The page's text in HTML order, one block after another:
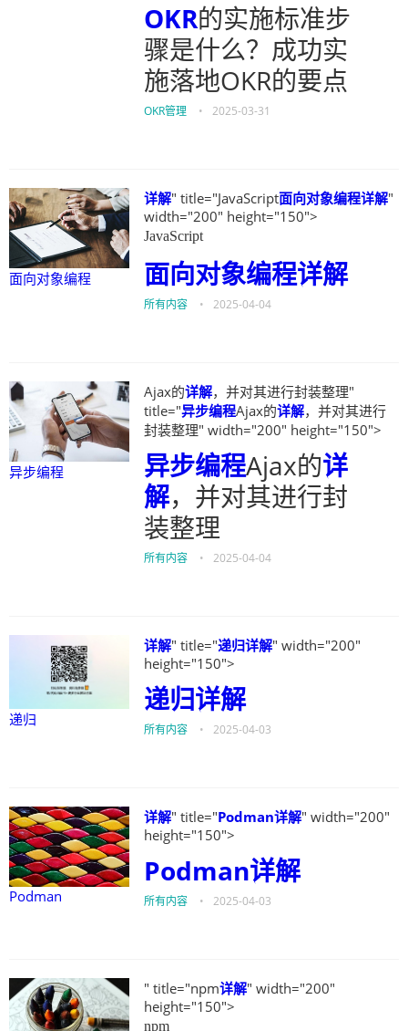
OKR的实施标准步
骤是什么？成功实
施落地OKR的要点
OKR管理 • 2025-03-31
面向对象编程
详解" title="JavaScript面向对象编程详解"
width="200" height="150">
JavaScript
面向对象编程详解
所有内容 • 2025-04-04
异步编程
Ajax的详解，并对其进行封装整理"
title="异步编程Ajax的详解，并对其进行
封装整理" width="200" height="150">
异步编程Ajax的详
解，并对其进行封
装整理
所有内容 • 2025-04-04
递归
详解" title="递归详解" width="200"
height="150">
递归详解
所有内容 • 2025-04-03
Podman
详解" title="Podman详解" width="200"
height="150">
Podman详解
所有内容 • 2025-04-03
" title="npm详解" width="200"
height="150">
npm